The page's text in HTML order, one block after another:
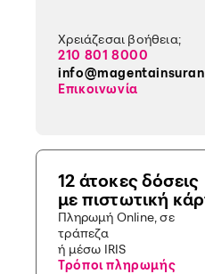
Χρειάζεσαι βοήθεια;
210 801 8000
Επικοινωνία
12 άτοκες δόσεις
με πιστωτική
Πληρωμή Online, σε
τράπεζα
ή μέσω IRIS
Τρόποι πληρωμής